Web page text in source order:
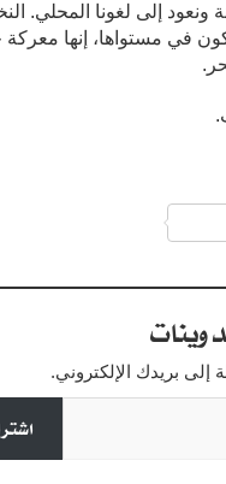
إلى لغونا المحلي.
في مستواها، إنها معركة
بريدك الإلكتروني.